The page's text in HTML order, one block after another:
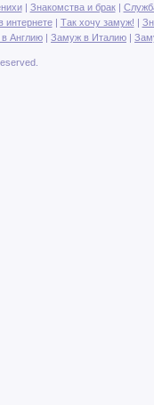
| Знакомства и брак|
интернете| Так хочу замуж! |
Англию | Замуж в Италию |